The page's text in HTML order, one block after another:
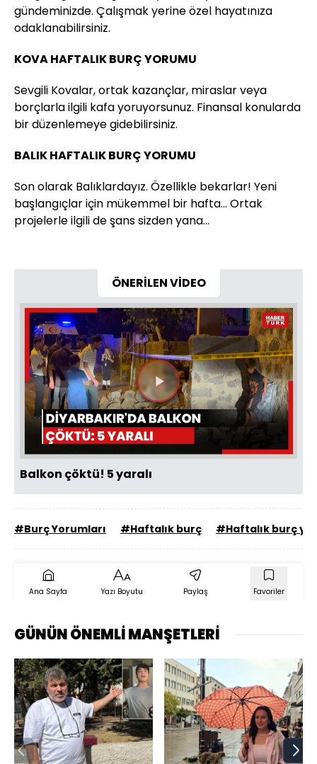
gündeminizde. Çalışmak yerine özel hayatınıza
odaklanabilirsiniz.
KOVA HAFTALIK BURÇ YORUMU
Sevgili Kovalar, ortak kazançlar, miraslar veya
borçlarla ilgili kafa yoruyorsunuz. Finansal konularda
bir düzenlemeye gidebilirsiniz.
BALIK HAFTALIK BURÇ YORUMU
Son olarak Balıklardayız. Özellikle bekarlar! Yeni
başlangıçlar için mükemmel bir hafta… Ortak
projelerle ilgili de şans sizden yana…
ÖNERİLEN VİDEO
Videoyu
Oynat
Balkon çöktü! 5 yaralı
#Burç Yorumları #Haftalık burç #Haftalık burç
Ana Sayfa Yazı Boyutu Paylaş Favoriler
GÜNÜN ÖNEMLİ MANŞETLERİ